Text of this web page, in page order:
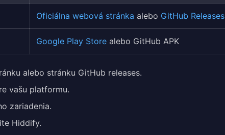
Oficiálna webová stránka alebo GitHub Releases
Google Play Store alebo GitHub APK
alebo stránku GitHub releases.
vašu platformu.
zariadenia.
Hiddify.